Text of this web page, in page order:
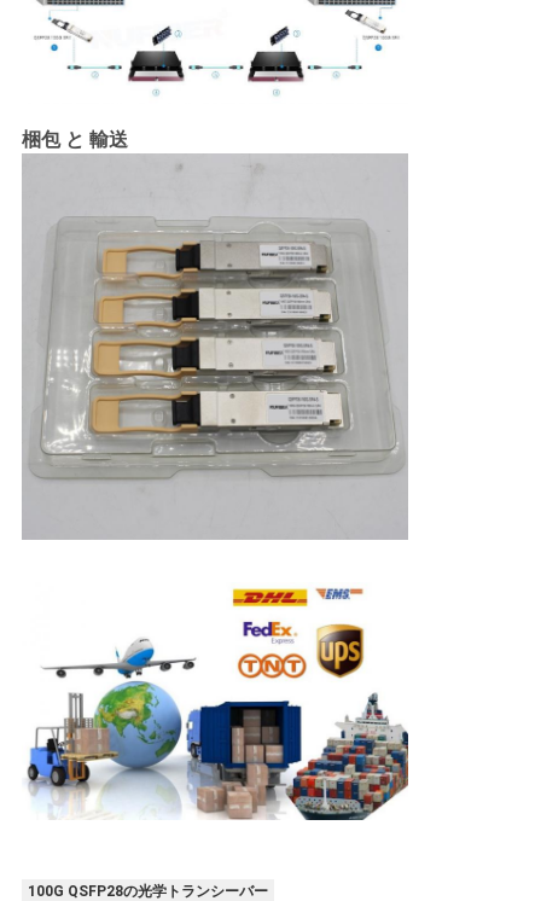
梱包 と 輸送
100G QSFP28の光学トランシーバー